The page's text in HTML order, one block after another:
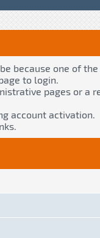
because one of
to login.
pages or a
account activation.